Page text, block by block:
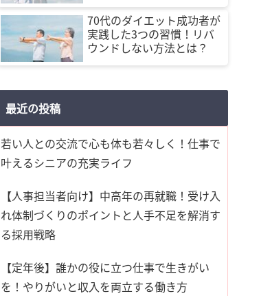
70代のダイエット成功者が
実践した3つの習慣！リバ
ウンドしない方法とは？
最近の投稿
若い人との交流で心も体も若々しく！仕事で
叶えるシニアの充実ライフ
【人事担当者向け】中高年の再就職！受け入
れ体制づくりのポイントと人手不足を解消す
る採用戦略
【定年後】誰かの役に立つ仕事で生きがい
を！やりがいと収入を両立する働き方